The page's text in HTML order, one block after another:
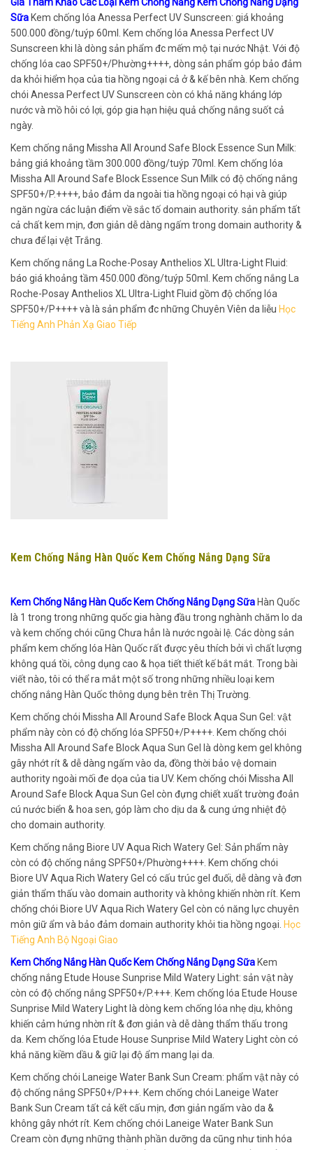
Giá Tham Khảo Các Loại Kem Chống Nắng Kem Chống Nắng Dạng
Sữa Kem chống lóa Anessa Perfect UV Sunscreen: giá khoảng
500.000 đồng/tuýp 60ml. Kem chống lóa Anessa Perfect UV
Sunscreen khi là dòng sản phẩm đc mếm mộ tại nước Nhật. Với độ
chống lóa cao SPF50+/Phường++++, dòng sản phẩm góp bảo đảm
da khỏi hiểm họa của tia hồng ngoại cả ở & kế bên nhà. Kem chống
chói Anessa Perfect UV Sunscreen còn có khả năng kháng lớp
nước và mồ hôi có lợi, góp gia hạn hiệu quả chống nắng suốt cả
ngày.
Kem chống nắng Missha All Around Safe Block Essence Sun Milk:
bảng giá khoảng tầm 300.000 đồng/tuýp 70ml. Kem chống lóa
Missha All Around Safe Block Essence Sun Milk có độ chống nắng
SPF50+/P.++++, bảo đảm da ngoài tia hồng ngoại có hại và giúp
ngăn ngừa các luận điểm về sắc tố domain authority. sản phẩm tất
cả chất kem mịn, đơn giản dễ dàng ngấm trong domain authority &
chưa để lại vệt Trắng.
Kem chống nắng La Roche-Posay Anthelios XL Ultra-Light Fluid:
báo giá khoảng tầm 450.000 đồng/tuýp 50ml. Kem chống nắng La
Roche-Posay Anthelios XL Ultra-Light Fluid gồm độ chống lóa
SPF50+/P++++ và là sản phẩm đc những Chuyên Viên da liễu Học
Tiếng Anh Phản Xạ Giao Tiếp
Kem Chống Nắng Hàn Quốc Kem Chống Nắng Dạng Sữa
Kem Chống Nắng Hàn Quốc Kem Chống Nắng Dạng Sữa Hàn Quốc
là 1 trong trong những quốc gia hàng đầu trong nghành chăm lo da
và kem chống chói cũng Chưa hẳn là nước ngoài lệ. Các dòng sản
phẩm kem chống lóa Hàn Quốc rất được yêu thích bởi vì chất lượng
không quá tồi, công dụng cao & họa tiết thiết kế bắt mắt. Trong bài
viết nào, tôi có thể ra mắt một số trong những nhiều loại kem
chống nắng Hàn Quốc thông dụng bên trên Thị Trường.
Kem chống chói Missha All Around Safe Block Aqua Sun Gel: vật
phẩm này còn có độ chống lóa SPF50+/P++++. Kem chống chói
Missha All Around Safe Block Aqua Sun Gel là dòng kem gel không
gây nhớt rít & dễ dàng ngấm vào da, đồng thời bảo vệ domain
authority ngoài mối đe dọa của tia UV. Kem chống chói Missha All
Around Safe Block Aqua Sun Gel còn đựng chiết xuất trường đoản
cú nước biển & hoa sen, góp làm cho dịu da & cung ứng nhiệt độ
cho domain authority.
Kem chống nắng Biore UV Aqua Rich Watery Gel: Sản phẩm này
còn có độ chống nắng SPF50+/Phường++++. Kem chống chói
Biore UV Aqua Rich Watery Gel có cấu trúc gel đuối, dễ dàng và đơn
giản thẩm thấu vào domain authority và không khiến nhờn rít. Kem
chống chói Biore UV Aqua Rich Watery Gel còn có năng lực chuyên
môn giữ ẩm và bảo đảm domain authority khỏi tia hồng ngoại. Học
Tiếng Anh Bộ Ngoại Giao
Kem Chống Nắng Hàn Quốc Kem Chống Nắng Dạng Sữa Kem
chống nắng Etude House Sunprise Mild Watery Light: sản vật này
còn có độ chống nắng SPF50+/P.+++. Kem chống lóa Etude House
Sunprise Mild Watery Light là dòng kem chống lóa nhẹ dịu, không
khiến cảm hứng nhờn rít & đơn giản và dễ dàng thẩm thấu trong
da. Kem chống lóa Etude House Sunprise Mild Watery Light còn có
khả năng kiềm dầu & giữ lại độ ẩm mang lại da.
Kem chống chói Laneige Water Bank Sun Cream: phẩm vật này có
độ chống nắng SPF50+/P+++. Kem chống chói Laneige Water
Bank Sun Cream tất cả kết cấu mịn, đơn giản ngấm vào da &
không gây nhớt rít. Kem chống chói Laneige Water Bank Sun
Cream còn đựng những thành phần dưỡng da cũng như tinh hóa